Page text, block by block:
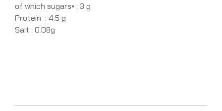
of which sugars• : 3 g
Protein : 4.5 g
Salt : 0.08g